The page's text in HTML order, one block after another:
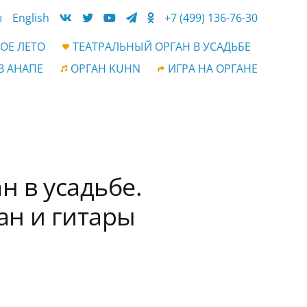
English
+7 (499) 136-76-30
ЛЕТО
ТЕАТРАЛЬНЫЙ ОРГАН В УСАДЬБЕ
АНАПЕ
ОРГАН KUHN ИГРА НА ОРГАНЕ
в усадьбе.
и гитары